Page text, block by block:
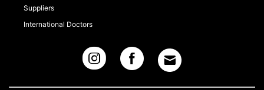
Suppliers
International Doctors